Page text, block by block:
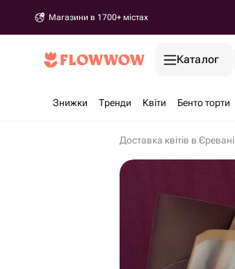
Магазини в 1700+ містах
Каталог
Знижки Тренди Квіти Бенто торти
Доставка квітів в Єревані